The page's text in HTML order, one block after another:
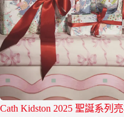
Cath Kidston 2025 聖誕系列